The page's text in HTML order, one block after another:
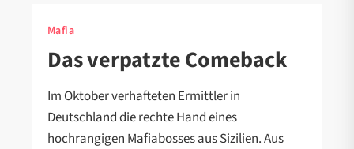
Mafia
Das verpatzte Comeback
Im Oktober verhafteten Ermittler in
Deutschland die rechte Hand eines
hochrangigen Mafiabosses aus Sizilien. Aus